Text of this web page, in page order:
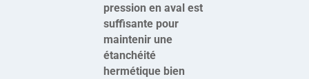
pression en aval est
suffisante pour
maintenir une
étanchéité
hermétique bien